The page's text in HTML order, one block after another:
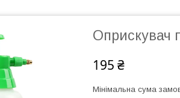
Оприскувач
195 ₴
Мінімальна сума